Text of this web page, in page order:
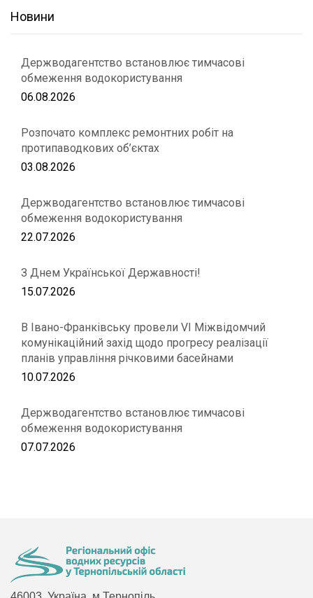
Новини
Держводагентство встановлює тимчасові
обмеження водокористування
06.08.2026
Розпочато комплекс ремонтних робіт на
протипаводкових об’єктах
03.08.2026
Держводагентство встановлює тимчасові
обмеження водокористування
22.07.2026
З Днем Української Державності!
15.07.2026
В Івано-Франківську провели VІ Міжвідомчий
комунікаційний захід щодо прогресу реалізації
планів управління річковими басейнами
10.07.2026
Держводагентство встановлює тимчасові
обмеження водокористування
07.07.2026